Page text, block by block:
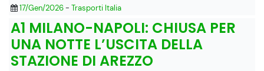
17/Gen/2026- Trasporti Italia
A1 MILANO-NAPOLI: CHIUSA PER
UNA NOTTE L’USCITA DELLA
STAZIONE DI AREZZO